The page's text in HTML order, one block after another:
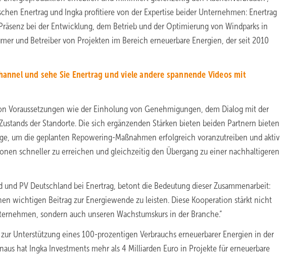
Enertrag und Ingka profitiere von der Expertise beider Unternehmen: Enertrag
bei der Entwicklung, dem Betrieb und der Optimierung von Windparks in
und Betreiber von Projekten im Bereich erneuerbare Energien, der seit 2010
und sehe Sie Enertrag und viele andere spannende Videos mit
Voraussetzungen wie der Einholung von Genehmigungen, dem Dialog mit der
der Standorte. Die sich ergänzenden Stärken bieten beiden Partnern bieten
um die geplanten Repowering-Maßnahmen erfolgreich voranzutreiben und aktiv
schneller zu erreichen und gleichzeitig den Übergang zu einer nachhaltigeren
PV Deutschland bei Enertrag, betont die Bedeutung dieser Zusammenarbeit:
wichtigen Beitrag zur Energiewende zu leisten. Diese Kooperation stärkt nicht
sondern auch unseren Wachstumskurs in der Branche.“
Unterstützung eines 100-prozentigen Verbrauchs erneuerbarer Energien in der
hat Ingka Investments mehr als 4 Milliarden Euro in Projekte für erneuerbare